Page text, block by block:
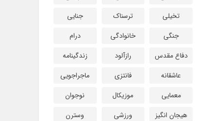
تخیلی
ترسناک
جنایی
جنگی
خانوادگی
درام
دفاع مقدس
رازآلود
زندگینامه
عاشقانه
فانتزی
ماجراجویی
معمایی
موزیکال
نوجوان
هیجان انگیز
ورزشی
وسترن